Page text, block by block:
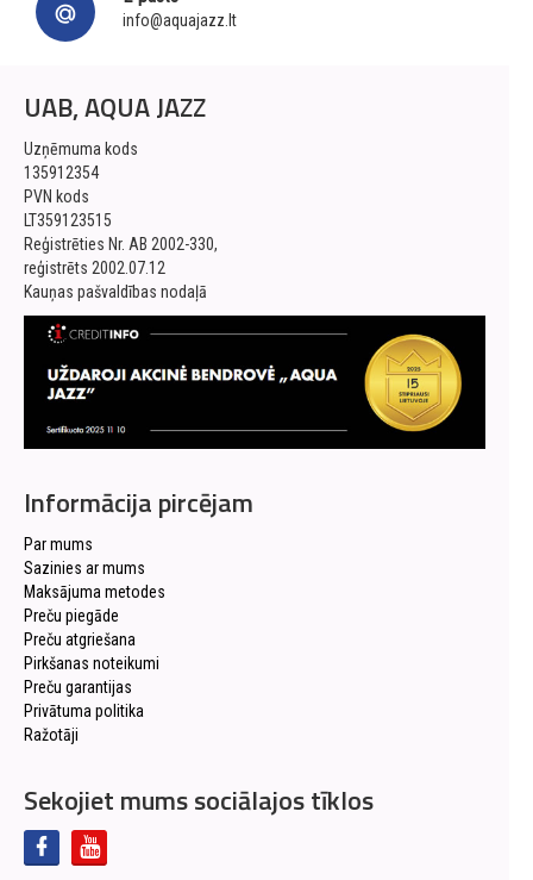
info@aquajazz.lt
UAB, AQUA JAZZ
Uzņēmuma kods
135912354
PVN kods
LT359123515
Reģistrēties Nr. AB 2002-330,
reģistrēts 2002.07.12
Kauņas pašvaldības nodaļā
Informācija pircējam
Par mums
Sazinies ar mums
Maksājuma metodes
Preču piegāde
Preču atgriešana
Pirkšanas noteikumi
Preču garantijas
Privātuma politika
Ražotāji
Sekojiet mums sociālajos tīklos